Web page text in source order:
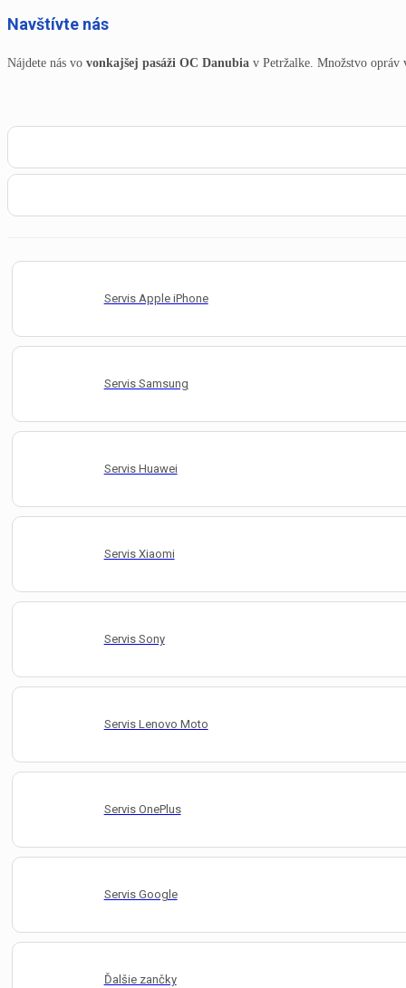
Navštívte nás
Nájdete nás vo vonkajšej pasáži OC Danubia v Petržalke. Množstvo opráv
Servis Apple iPhone
Servis Samsung
Servis Huawei
Servis Xiaomi
Servis Sony
Servis Lenovo Moto
Servis OnePlus
Servis Google
Ďalšie zančky